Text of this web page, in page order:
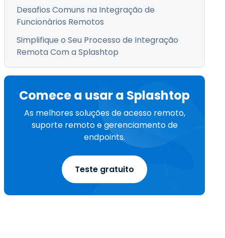
Desafios Comuns na Integração de
Funcionários Remotos
Simplifique o Seu Processo de Integração
Remota Com a Splashtop
Comece a usar a Splashtop
As melhores soluções de acesso remoto,
suporte remoto e gerenciamento de
endpoints.
Teste gratuito